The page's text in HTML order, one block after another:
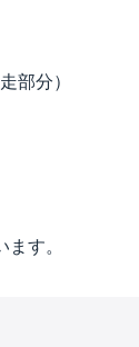
部分）
す。